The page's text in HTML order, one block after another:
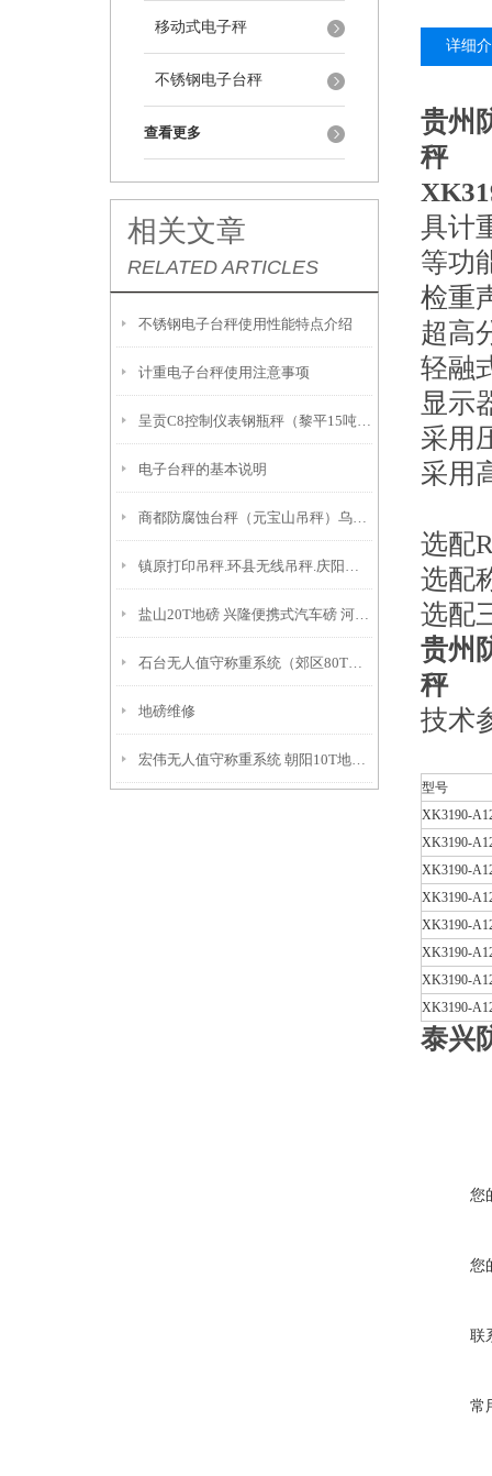
移动式电子秤
不锈钢电子台秤
查看更多
相关文章
RELATED ARTICLES
不锈钢电子台秤使用性能特点介绍
计重电子台秤使用注意事项
呈贡C8控制仪表钢瓶秤（黎平15吨吊秤）安顺隔爆台称
电子台秤的基本说明
商都防腐蚀台秤（元宝山吊秤）乌前旗隔爆电子天平多少钱
镇原打印吊秤.环县无线吊秤.庆阳防爆吊秤.崆峒电子吊秤产品特点
盐山20T地磅 兴隆便携式汽车磅 河间100T汽车衡
石台无人值守称重系统（郊区80T吊秤（太和30吨吊秤（颍州1T地磅
地磅维修
宏伟无人值守称重系统 朝阳10T地磅（开原20吨地磅）明山便携式汽车衡
详细
贵州
秤
具计
等功
检重
超高
轻融
显示
采用
采用
选配
选配
选配
贵州
秤
技术
型号
XK3190-
XK3190-
XK3190-
XK3190-
XK3190-
XK3190-
XK3190-
XK3190-
泰兴
您
您
联
常